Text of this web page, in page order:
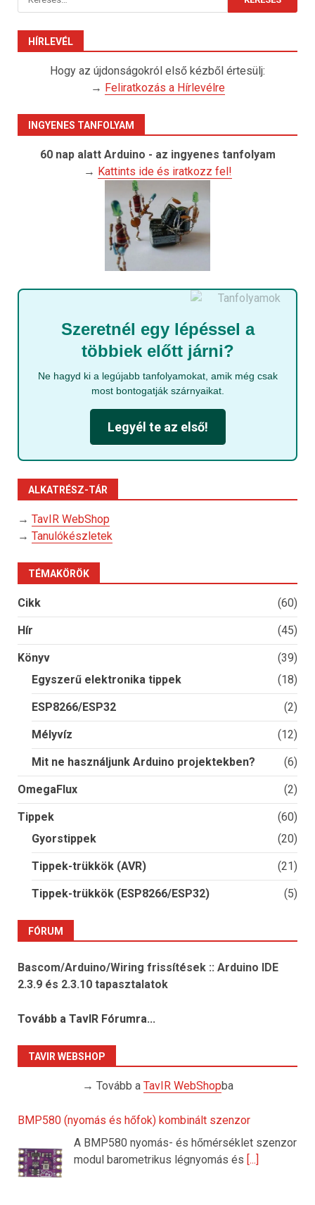
HÍRLEVÉL
Hogy az újdonságokról első kézből értesülj:
→ Feliratkozás a Hírlevélre
INGYENES TANFOLYAM
60 nap alatt Arduino - az ingyenes tanfolyam
→ Kattints ide és iratkozz fel!
Szeretnél egy lépéssel a
többiek előtt járni?
Ne hagyd ki a legújabb tanfolyamokat, amik még csak
most bontogatják szárnyaikat.
Legyél te az első!
ALKATRÉSZ-TÁR
→ TavIR WebShop
→ Tanulókészletek
TÉMAKÖRÖK
Cikk (60)
Hír (45)
Könyv
(39)
Egyszerű elektronika tippek
(18)
ESP8266/ESP32 (2)
Mélyvíz (12)
Mit ne használjunk Arduino projektekben? (6)
OmegaFlux (2)
Tippek
(60)
Gyorstippek
(20)
Tippek-trükkök (AVR) (21)
Tippek-trükkök (ESP8266/ESP32) (5)
FÓRUM
Bascom/Arduino/Wiring frissítések :: Arduino IDE
2.3.9 és 2.3.10 tapasztalatok
Tovább a TavIR Fórumra...
TAVIR WEBSHOP
→ Tovább a TavIR WebShopba
BMP580 (nyomás és hőfok) kombinált szenzor
A BMP580 nyomás- és hőmérséklet szenzor
modul barometrikus légnyomás és [...]